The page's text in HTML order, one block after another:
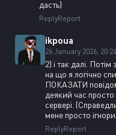
дасть)
ReplyReport
ikpoua
26 January 2026, 20:24
2) і так далі.
на що я логічно
ПОКАЗАТИ
деякий час просто
сервері.
мене просто
ReplyReport